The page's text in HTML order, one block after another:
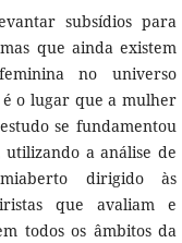
subsídios para
que ainda existem
no universo
o lugar que a mulher
se fundamentou
a análise de
dirigido às
que avaliam e
todos os âmbitos da